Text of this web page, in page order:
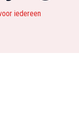
iedereen